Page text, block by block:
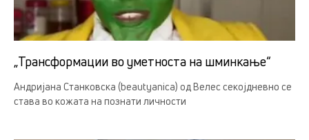
„Трансформации во уметноста на шминкање“
Андријана Станковска (beautyanica) од Велес секојдневно се
става во кожата на познати личности